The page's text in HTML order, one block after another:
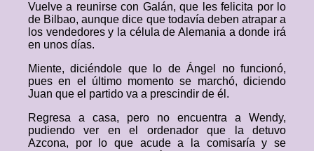
Vuelve a reunirse con Galán, que les felicita por lo
de Bilbao, aunque dice que todavía deben atrapar a
los vendedores y la célula de Alemania a donde irá
en unos días.
Miente, diciéndole que lo de Ángel no funcionó,
pues en el último momento se marchó, diciendo
Juan que el partido va a prescindir de él.
Regresa a casa, pero no encuentra a Wendy,
pudiendo ver en el ordenador que la detuvo
Azcona, por lo que acude a la comisaría y se